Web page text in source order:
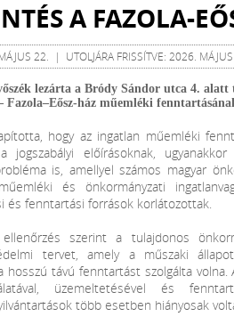
A FAZOLA-
22. | UTOLJÁRA FRISSÍTVE: 2026. MÁJUS
lezárta a Bródy Sándor utca 4.
ház műemléki
hogy az ingatlan műemléki
előírásoknak,
is, amellyel számos magyar
és önkormányzati
és fenntartási források korlátozottak.
ellenőrzés szerint a tulajdonos
tervet, amely a műszaki
hosszú távú fenntartást szolgálta
üzemeltetésével és
több esetben hiányosak